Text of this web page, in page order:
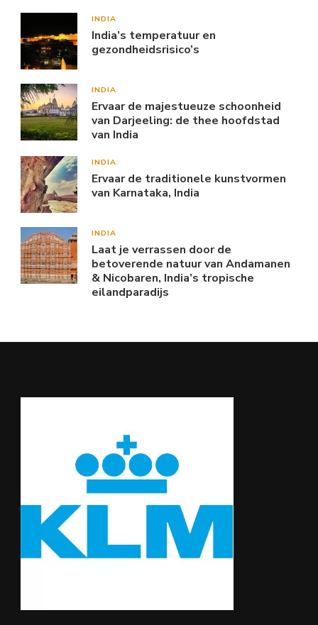
INDIA
India’s temperatuur en
gezondheidsrisico’s
INDIA
Ervaar de majestueuze schoonheid
van Darjeeling: de thee hoofdstad
van India
INDIA
Ervaar de traditionele kunstvormen
van Karnataka, India
INDIA
Laat je verrassen door de
betoverende natuur van Andamanen
& Nicobaren, India’s tropische
eilandparadijs